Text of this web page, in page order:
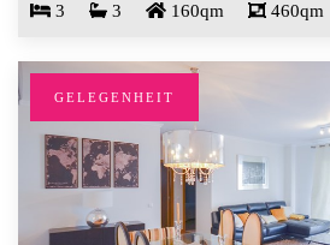
3 3 160qm 460qm
GELEGENHEIT